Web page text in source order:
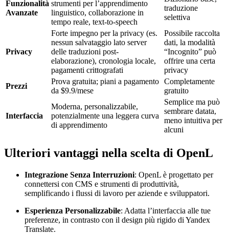
Funzionalità
Avanzate
strumenti per l’apprendimento
linguistico, collaborazione in
tempo reale, text-to-speech
traduzione
selettiva
Privacy
Forte impegno per la privacy (es.
nessun salvataggio lato server
delle traduzioni post-
elaborazione), cronologia locale,
pagamenti crittografati
Possibile raccolta
dati, la modalità
“Incognito” può
offrire una certa
privacy
Prezzi
Prova gratuita; piani a pagamento
da $9.9/mese
Completamente
gratuito
Interfaccia
Moderna, personalizzabile,
potenzialmente una leggera curva
di apprendimento
Semplice ma può
sembrare datata,
meno intuitiva per
alcuni
Ulteriori vantaggi nella scelta di OpenL
Integrazione Senza Interruzioni: OpenL è progettato per
connettersi con CMS e strumenti di produttività,
semplificando i flussi di lavoro per aziende e sviluppatori.
Esperienza Personalizzabile: Adatta l’interfaccia alle tue
preferenze, in contrasto con il design più rigido di Yandex
Translate.